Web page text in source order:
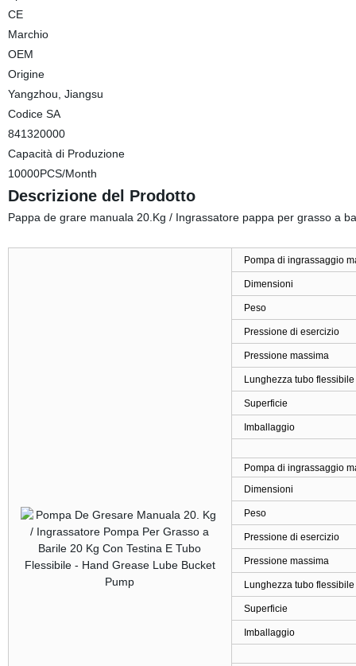
CE
Marchio
OEM
Origine
Yangzhou, Jiangsu
Codice SA
841320000
Capacità di Produzione
10000PCS/Month
Descrizione del Prodotto
Pappa de grare manuala 20.Kg / Ingrassatore pappa per grasso a
Pompa di ingrassaggio
Dimensioni
Peso
Pressione di esercizio
Pressione massima
Lunghezza tubo flessibile
Superficie
Imballaggio
Pompa di ingrassaggio
Dimensioni
Peso
Pressione di esercizio
Pressione massima
Lunghezza tubo flessibile
Superficie
Imballaggio